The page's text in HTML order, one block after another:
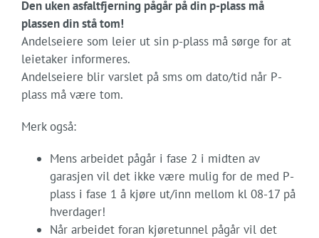
Den uken asfaltfjerning pågår på din p-plass må
plassen din stå tom!
Andelseiere som leier ut sin p-plass må sørge for at
leietaker informeres.
Andelseiere blir varslet på sms om dato/tid når P-
plass må være tom.
Merk også:
Mens arbeidet pågår i fase 2 i midten av
garasjen vil det ikke være mulig for de med P-
plass i fase 1 å kjøre ut/inn mellom kl 08-17 på
hverdager!
Når arbeidet foran kjøretunnel pågår vil det